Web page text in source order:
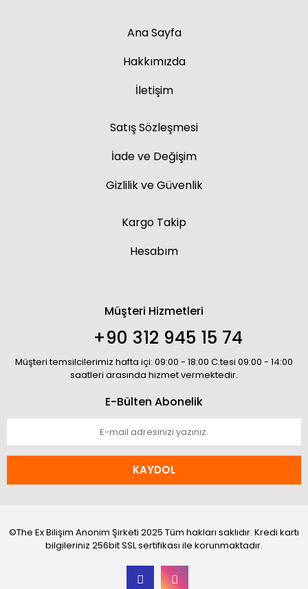
Ana Sayfa
Hakkımızda
İletişim
Satış Sözleşmesi
İade ve Değişim
Gizlilik ve Güvenlik
Kargo Takip
Hesabım
Müşteri Hizmetleri
+90 312 945 15 74
Müşteri temsilcilerimiz hafta içi: 09:00 - 18:00 C.tesi 09:00 - 14:00
saatleri arasında hizmet vermektedir.
E-Bülten Abonelik
KAYDOL
©The Ex Bilişim Anonim Şirketi 2025 Tüm hakları saklıdır. Kredi kartı
bilgileriniz 256bit SSL sertifikası ile korunmaktadır.